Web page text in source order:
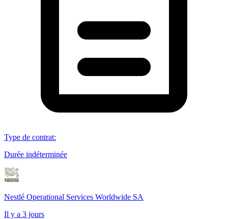
Type de contrat:
Durée indéterminée
Nestlé Operational Services Worldwide SA
Il y a 3 jours